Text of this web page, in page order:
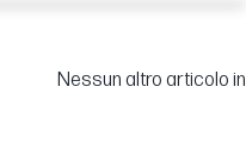
Nessun altro articolo